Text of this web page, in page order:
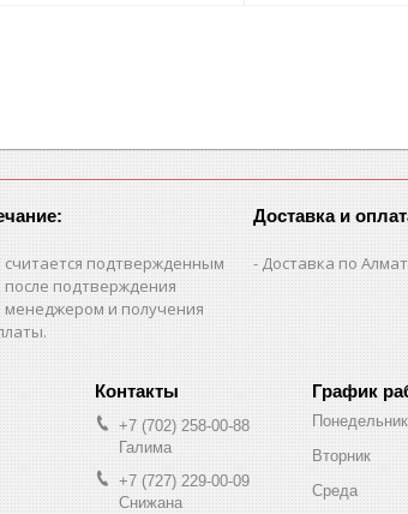
считается подтвержденным
после подтверждения
менеджером и получения
Доставка и
Доставка по
+7 (702) 258-00-88
Галима
+7 (727) 229-00-09
Снижана
График
Понедельник
Вторник
Среда